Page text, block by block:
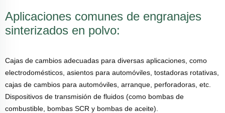
Aplicaciones comunes de engranajes
sinterizados en polvo:
Cajas de cambios adecuadas para diversas aplicaciones, como
electrodomésticos, asientos para automóviles, tostadoras rotativas,
cajas de cambios para automóviles, arranque, perforadoras, etc.
Dispositivos de transmisión de fluidos (como bombas de
combustible, bombas SCR y bombas de aceite).